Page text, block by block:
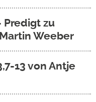
Predigt zu
Weeber
13 von Antje